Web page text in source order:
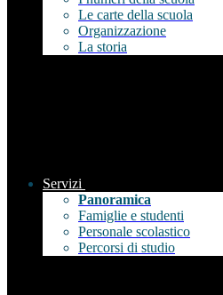
Le carte della scuola
Organizzazione
La storia
Servizi
Panoramica
Famiglie e studenti
Personale scolastico
Percorsi di studio